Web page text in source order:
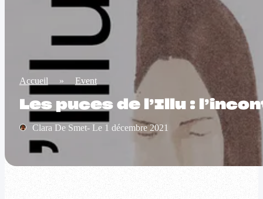
Accueil » Event
Les puces de l’Illu :
Clara De Smet- Le 1 décembre 2021